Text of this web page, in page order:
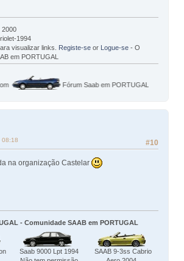
2000
1994
visualizar links.
Registe-se or Logue-se - O
em PORTUGAL
Fórum Saab em PORTUGAL
#10
08:18
na organização Castelar
- Comunidade SAAB em PORTUGAL
Saab 9000 Lpt 1994
SAAB 9-3ss Cabrio